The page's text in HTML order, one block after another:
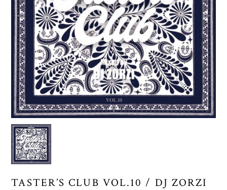
TASTER’S CLUB VOL.10 / DJ ZORZI